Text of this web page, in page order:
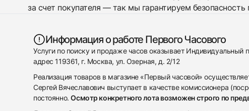
за счет покупателя — так мы гарантируем безопасность
Информация о работе Первого Часового
Услуги по поиску и продаже часов оказывает
адрес 119361, г. Москва, ул. Озерная, д. 2/12
Реализация товаров в магазине «Первый часовой»
Сергей Вячеславович выступает в качестве комиссионера
постоянно.Осмотр конкретного лота возможен строго по